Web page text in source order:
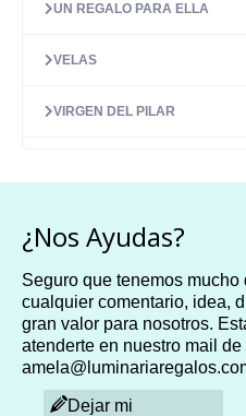
UN REGALO PARA ELLA
VELAS
VIRGEN DEL PILAR
¿Nos Ayudas?
Seguro que tenemos mucho
cualquier comentario, idea,
gran valor para nosotros.
atenderte en nuestro mail
Dejar mi